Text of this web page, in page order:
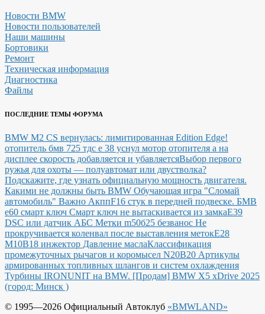
Новости BMW
Новости пользователей
Наши машины
Бортовики
Ремонт
Техническая информация
Диагностика
Файлы
ПОСЛЕДНИЕ ТЕМЫ ФОРУМА
BMW M2 CS вернулась: лимитированная Edition Edge!
отопитель бмв 725 тдс е 38 уснул мотор отопителя а на
дисплее скорость добавляется и убавляетсяВыбор первого
ружья для охоты — полуавтомат или двустволка?
Подскажите, где узнать официальную мощность двигателя.
Какими не должны быть BMW Обучающая игра "Сломай
автомобиль" Важно АкппF16 стук в передней подвеске. БМВ
е60 смарт ключ Смарт ключ не вытаскивается из замкаE39
DSC или датчик АБС Метки m50б25 безванос Не
прокручивается коленвал после выставления метокЕ28
М10В18 инжектор Давление маслаКлассификация
промежуточных рычагов и коромысел N20B20 Артикулы
армированных топливных шлангов и систем охлаждения
Турбины IRONUNIT на BMW. [Продам] BMW X5 xDrive 2025
(город: Минск )
© 1995—2026 Официальный Автоклуб «BMWLAND»